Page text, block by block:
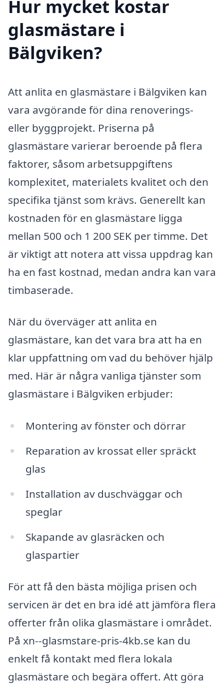
Hur mycket kostar
glasmästare i
Bälgviken?
Att anlita en glasmästare i Bälgviken kan
vara avgörande för dina renoverings-
eller byggprojekt. Priserna på
glasmästare varierar beroende på flera
faktorer, såsom arbetsuppgiftens
komplexitet, materialets kvalitet och den
specifika tjänst som krävs. Generellt kan
kostnaden för en glasmästare ligga
mellan 500 och 1 200 SEK per timme. Det
är viktigt att notera att vissa uppdrag kan
ha en fast kostnad, medan andra kan vara
timbaserade.
När du överväger att anlita en
glasmästare, kan det vara bra att ha en
klar uppfattning om vad du behöver hjälp
med. Här är några vanliga tjänster som
glasmästare i Bälgviken erbjuder:
Montering av fönster och dörrar
Reparation av krossat eller spräckt
glas
Installation av duschväggar och
speglar
Skapande av glasräcken och
glaspartier
För att få den bästa möjliga prisen och
servicen är det en bra idé att jämföra flera
offerter från olika glasmästare i området.
På xn--glasmstare-pris-4kb.se kan du
enkelt få kontakt med flera lokala
glasmästare och begära offert. Att göra